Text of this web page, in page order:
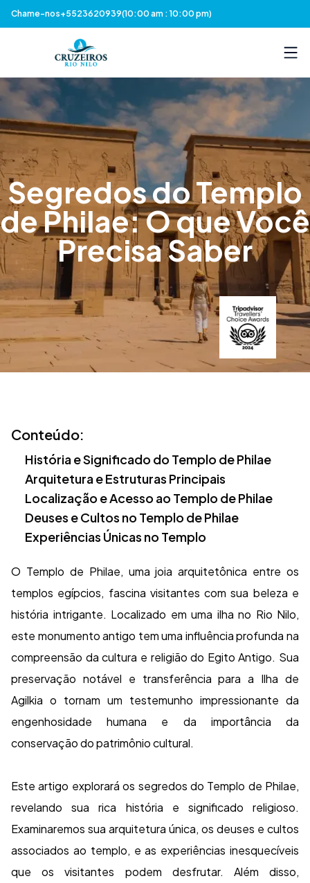
Chame-nos+5523620939(10:00 am : 10:00 pm)
Segredos do Templo
de Philae: O que Você
Precisa Saber
Conteúdo:
História e Significado do Templo de Philae
Arquitetura e Estruturas Principais
Localização e Acesso ao Templo de Philae
Deuses e Cultos no Templo de Philae
Experiências Únicas no Templo
O Templo de Philae, uma joia arquitetônica entre os
templos egípcios, fascina visitantes com sua beleza e
história intrigante. Localizado em uma ilha no Rio Nilo,
este monumento antigo tem uma influência profunda na
compreensão da cultura e religião do Egito Antigo. Sua
preservação notável e transferência para a Ilha de
Agilkia o tornam um testemunho impressionante da
engenhosidade humana e da importância da
conservação do patrimônio cultural.
Este artigo explorará os segredos do Templo de Philae,
revelando sua rica história e significado religioso.
Examinaremos sua arquitetura única, os deuses e cultos
associados ao templo, e as experiências inesquecíveis
que os visitantes podem desfrutar. Além disso,